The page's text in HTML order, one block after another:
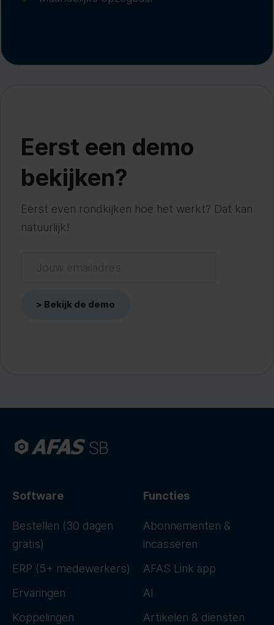
Eerst een demo
bekijken?
Eerst even rondkijken hoe het werkt? Dat kan
natuurlijk!
Software
Bestellen (30 dagen
gratis)
ERP (5+ medewerkers)
Ervaringen
Koppelingen
Functies
Abonnementen &
incasseren
AFAS Link app
AI
Artikelen & diensten